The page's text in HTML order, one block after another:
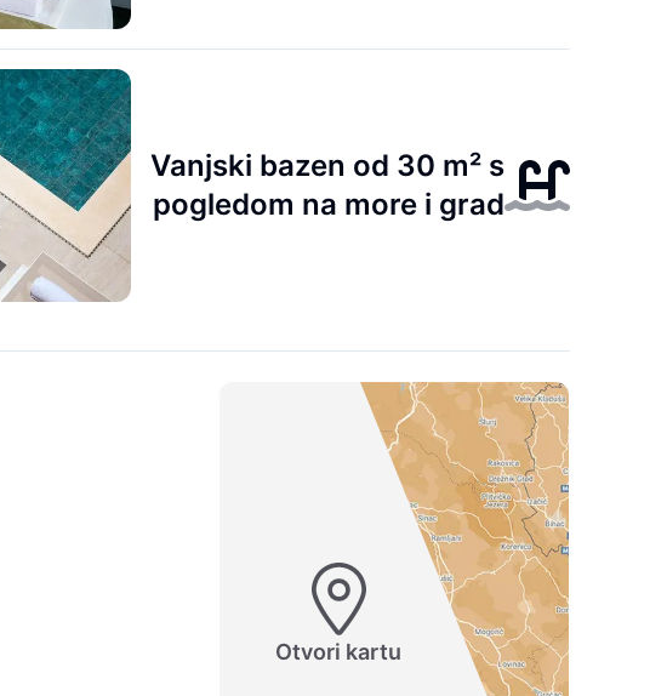
Vanjski bazen od 30 m² s
pogledom na more i grad
Otvori kartu